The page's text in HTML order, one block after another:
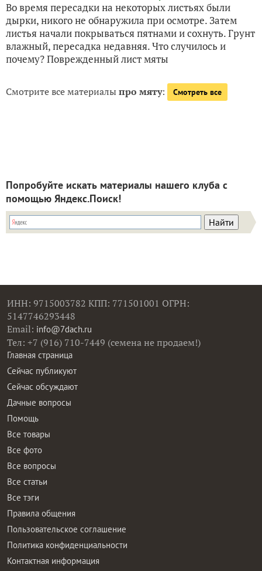
Во время пересадки на некоторых листьях были
дырки, никого не обнаружила при осмотре. Затем
листья начали покрываться пятнами и сохнуть. Грунт
влажный, пересадка недавняя. Что случилось и
почему? Поврежденный лист мяты
Смотрите все материалыпро мяту: Смотреть все
Попробуйте искать материалы нашего клуба с
помощью Яндекс.Поиск!
ИНН: 9715003782 КПП: 771501001 ОГРН:
5147746293448
Email: info@7dach.ru
Тел: +7 (916) 710-7449 (семена не продаем!)
Главная страница
Сейчас публикуют
Сейчас обсуждают
Дачные вопросы
Помощь
Все товары
Все фото
Все вопросы
Все статьи
Все тэги
Правила общения
Пользовательское соглашение
Политика конфиденциальности
Контактная информация